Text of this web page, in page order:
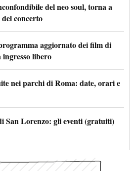
del neo soul, torna a
concerto
aggiornato dei film di
ingresso libero
nei parchi di Roma: date, orari e
San Lorenzo: gli eventi (gratuiti)